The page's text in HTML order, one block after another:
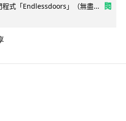
程式「Endlessdoors」（無盡...
閱